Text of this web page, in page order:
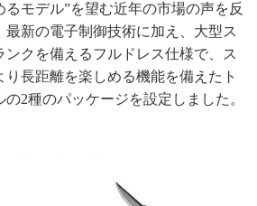
モデル”を望む近年の市場の声を反
最新の電子制御技術に加え、大型ス
ンクを備えるフルドレス仕様で、ス
り長距離を楽しめる機能を備えたト
2種のパッケージを設定しました。